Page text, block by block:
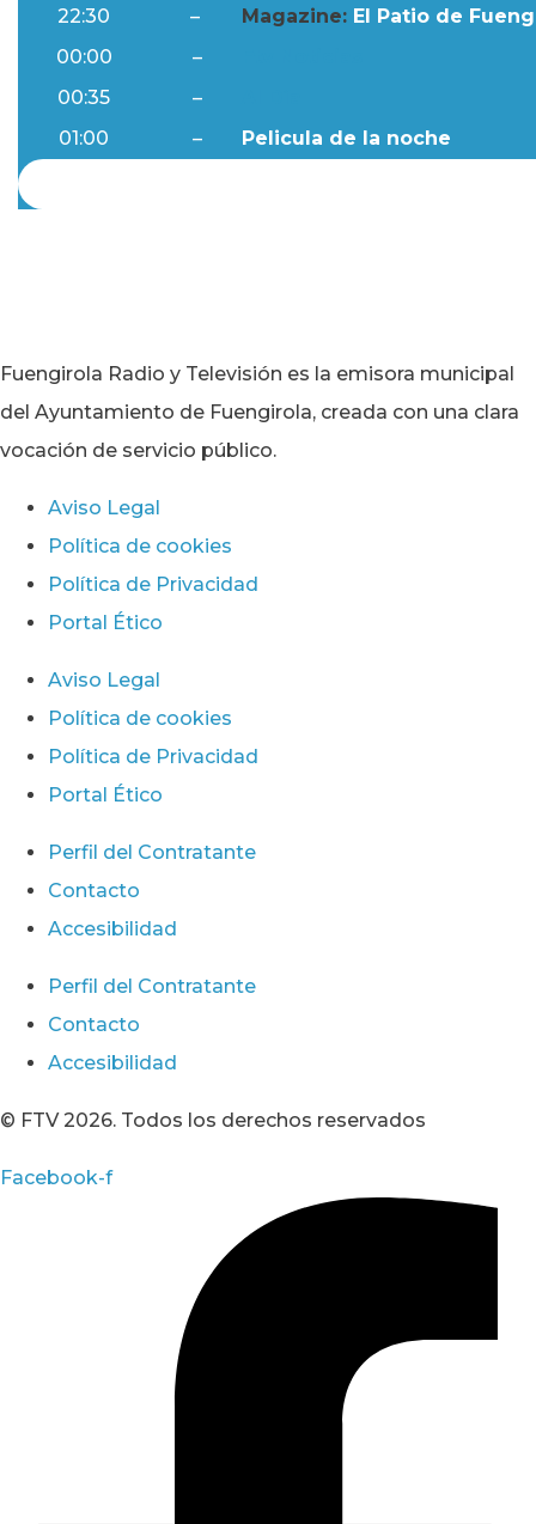
22:30 – Magazine: El Patio de
00:00
–
00:35
–
01:00
– Pelicula de la noche
Fuengirola Radio y Televisión es la emisora municipal
del Ayuntamiento de Fuengirola, creada con una clara
vocación de servicio público.
Aviso Legal
Política de cookies
Política de Privacidad
Portal Ético
Aviso Legal
Política de cookies
Política de Privacidad
Portal Ético
Perfil del Contratante
Contacto
Accesibilidad
Perfil del Contratante
Contacto
Accesibilidad
© FTV 2026. Todos los derechos reservados
Facebook-f